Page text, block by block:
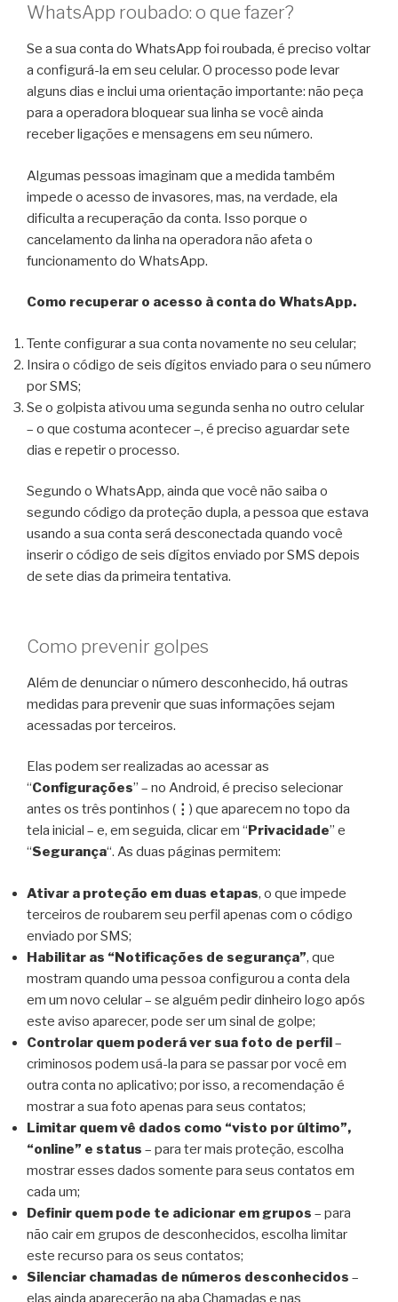
WhatsApp roubado: o que fazer?
Se a sua conta do WhatsApp foi roubada, é preciso voltar
a configurá-la em seu celular. O processo pode levar
alguns dias e inclui uma orientação importante: não peça
para a operadora bloquear sua linha se você ainda
receber ligações e mensagens em seu número.
Algumas pessoas imaginam que a medida também
impede o acesso de invasores, mas, na verdade, ela
dificulta a recuperação da conta. Isso porque o
cancelamento da linha na operadora não afeta o
funcionamento do WhatsApp.
Como recuperar o acesso à conta do WhatsApp.
Tente configurar a sua conta novamente no seu celular;
Insira o código de seis dígitos enviado para o seu número
por SMS;
Se o golpista ativou uma segunda senha no outro celular
– o que costuma acontecer –, é preciso aguardar sete
dias e repetir o processo.
Segundo o WhatsApp, ainda que você não saiba o
segundo código da proteção dupla, a pessoa que estava
usando a sua conta será desconectada quando você
inserir o código de seis dígitos enviado por SMS depois
de sete dias da primeira tentativa.
Como prevenir golpes
Além de denunciar o número desconhecido, há outras
medidas para prevenir que suas informações sejam
acessadas por terceiros.
Elas podem ser realizadas ao acessar as
“Configurações” – no Android, é preciso selecionar
antes os três pontinhos ( ⋮ ) que aparecem no topo da
tela inicial – e, em seguida, clicar em “ Privacidade” e
“Segurança“. As duas páginas permitem:
Ativar a proteção em duas etapas, o que impede
terceiros de roubarem seu perfil apenas com o código
enviado por SMS;
Habilitar as “Notificações de segurança”, que
mostram quando uma pessoa configurou a conta dela
em um novo celular – se alguém pedir dinheiro logo após
este aviso aparecer, pode ser um sinal de golpe;
Controlar quem poderá ver sua foto de perfil–
criminosos podem usá-la para se passar por você em
outra conta no aplicativo; por isso, a recomendação é
mostrar a sua foto apenas para seus contatos;
Limitar quem vê dados como “visto por último”,
“online” e status – para ter mais proteção, escolha
mostrar esses dados somente para seus contatos em
cada um;
Definir quem pode te adicionar em grupos – para
não cair em grupos de desconhecidos, escolha limitar
este recurso para os seus contatos;
Silenciar chamadas de números desconhecidos –
elas ainda aparecerão na aba Chamadas e nas